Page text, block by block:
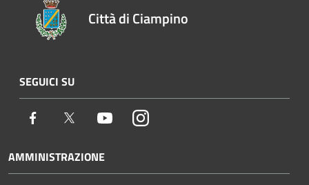
Città di Ciampino
SEGUICI SU
Facebook Twitter YoutubeInstagram
AMMINISTRAZIONE